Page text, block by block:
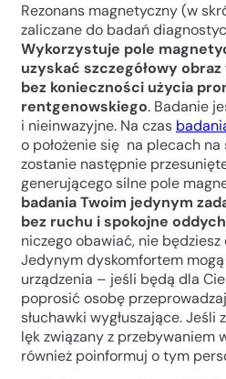
Rezonans magnetyczny (w
zaliczane do badań
Wykorzystuje pole
uzyskać szczegółowy
bez konieczności użycia
rentgenowskiego. Badanie
i nieinwazyjne. Na czas
o położenie się na plecach na
zostanie następnie
generującego silne pole
badania Twoim jedynym
bez ruchu i spokojne
niczego obawiać, nie
Jedynym dyskomfortem mogą
urządzenia – jeśli będą dla
poprosić osobę
słuchawki wygłuszające.
lęk związany z przebywaniem
również poinformuj o tym